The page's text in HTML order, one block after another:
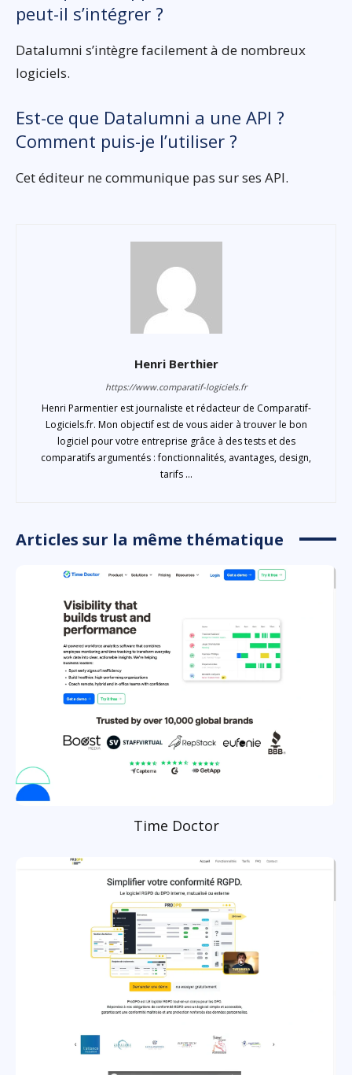
peut-il s’intégrer ?
Datalumni s’intègre facilement à de nombreux
logiciels.
Est-ce que Datalumni a une API ?
Comment puis-je l’utiliser ?
Cet éditeur ne communique pas sur ses API.
Henri Berthier
https://www.comparatif-logiciels.fr
Henri Parmentier est journaliste et rédacteur de Comparatif-
Logiciels.fr. Mon objectif est de vous aider à trouver le bon
logiciel pour votre entreprise grâce à des tests et des
comparatifs argumentés : fonctionnalités, avantages, design,
tarifs ...
Articles sur la même thématique
Time Doctor